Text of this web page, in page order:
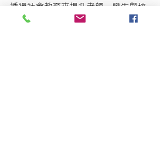
透過社會教育來提升老師、學生與校
方，甚至是ㄧ般民眾對於身心障礙者